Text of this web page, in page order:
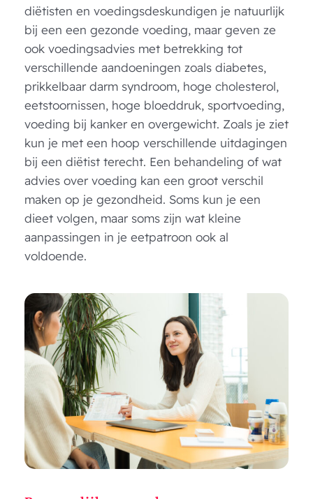
diëtisten en voedingsdeskundigen je natuurlijk
bij een een gezonde voeding, maar geven ze
ook voedingsadvies met betrekking tot
verschillende aandoeningen zoals diabetes,
prikkelbaar darm syndroom, hoge cholesterol,
eetstoornissen, hoge bloeddruk, sportvoeding,
voeding bij kanker en overgewicht. Zoals je ziet
kun je met een hoop verschillende uitdagingen
bij een diëtist terecht. Een behandeling of wat
advies over voeding kan een groot verschil
maken op je gezondheid. Soms kun je een
dieet volgen, maar soms zijn wat kleine
aanpassingen in je eetpatroon ook al
voldoende.